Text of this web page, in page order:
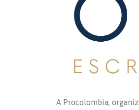
A Procolombia,